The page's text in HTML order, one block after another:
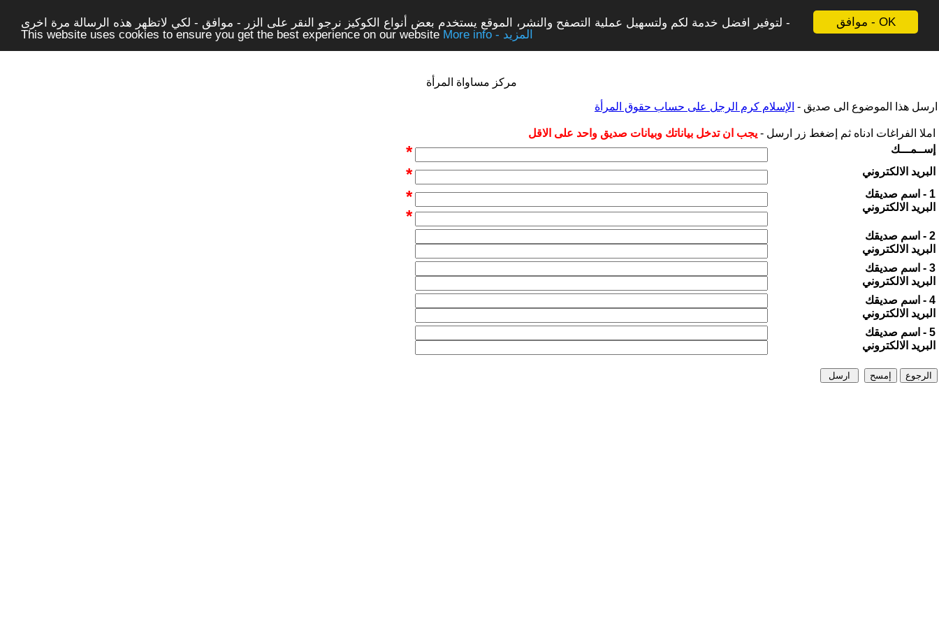
موافق - OK
لتوفير افضل خدمة لكم ولتسهيل عملية التصفح والنشر، الموقع يستخدم بعض أنواع الكوكيز نرجو النقر على الزر - موافق - لكي لاتظهر هذه الرسالة مرة اخرى -
This website uses cookies to ensure you get the best experience on our website
More info - المزيد
مركز مساواة المرأة
ارسل هذا الموضوع الى صديق - الإسلام كرم الرجل على حساب حقوق المرأة
املا الفراغات ادناه ثم إضغط زر ارسل - يجب ان تدخل بياناتك وبيانات صديق واحد على الاقل
* إســمـــك
* البريد الالكتروني
*
*
1 - اسم صديقك
البريد الالكتروني
2 - اسم صديقك
البريد الالكتروني
3 - اسم صديقك
البريد الالكتروني
4 - اسم صديقك
البريد الالكتروني
5 - اسم صديقك
البريد الالكتروني